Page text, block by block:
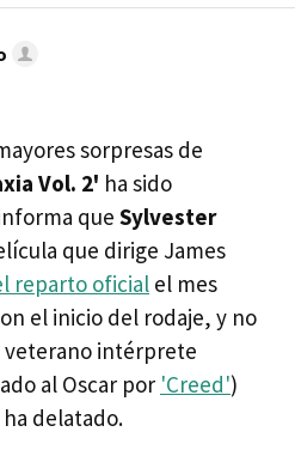
sorpresas de
Vol. 2' ha sido
que Sylvester
que dirige James
reparto oficial el mes
el inicio del rodaje, y no
intérprete
al Oscar por 'Creed')
delatado.